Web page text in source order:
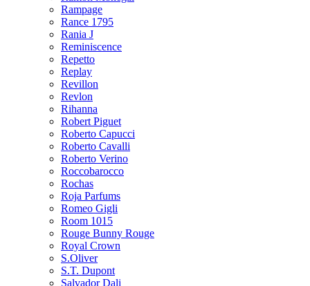
Rampage
Rance 1795
Rania J
Reminiscence
Repetto
Replay
Revillon
Revlon
Rihanna
Robert Piguet
Roberto Capucci
Roberto Cavalli
Roberto Verino
Roccobarocco
Rochas
Roja Parfums
Romeo Gigli
Room 1015
Rouge Bunny Rouge
Royal Crown
S.Oliver
S.T. Dupont
Salvador Dali